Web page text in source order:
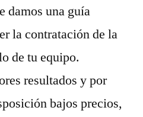
damos una guía
la contratación de la
de tu equipo.
resultados y por
bajos precios,